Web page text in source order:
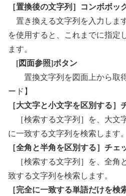
［置換後の文字列］コンボボッ
置き換える文字列を入力しま
を使用すると、これまでに指定
ます。
[図面参照]ボタン
置換文字列を図面上から取
ード】
［大文字と小文字を区別する］
［検索する文字列］を、大文
に一致する文字列を検索します。
［全角と半角を区別する］チェ
［検索する文字列］を、全角
致する文字列を検索します。
［完全に一致する単語だけを